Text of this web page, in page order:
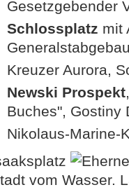
Gesetzgebender
Schlossplatz mit
Kreuzer Aurora,
Newski Prospekt
Buches", Gostiny
Nikolaus-Marine-